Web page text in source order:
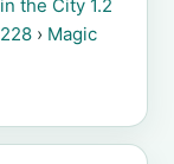
the City 1.2
› Magic